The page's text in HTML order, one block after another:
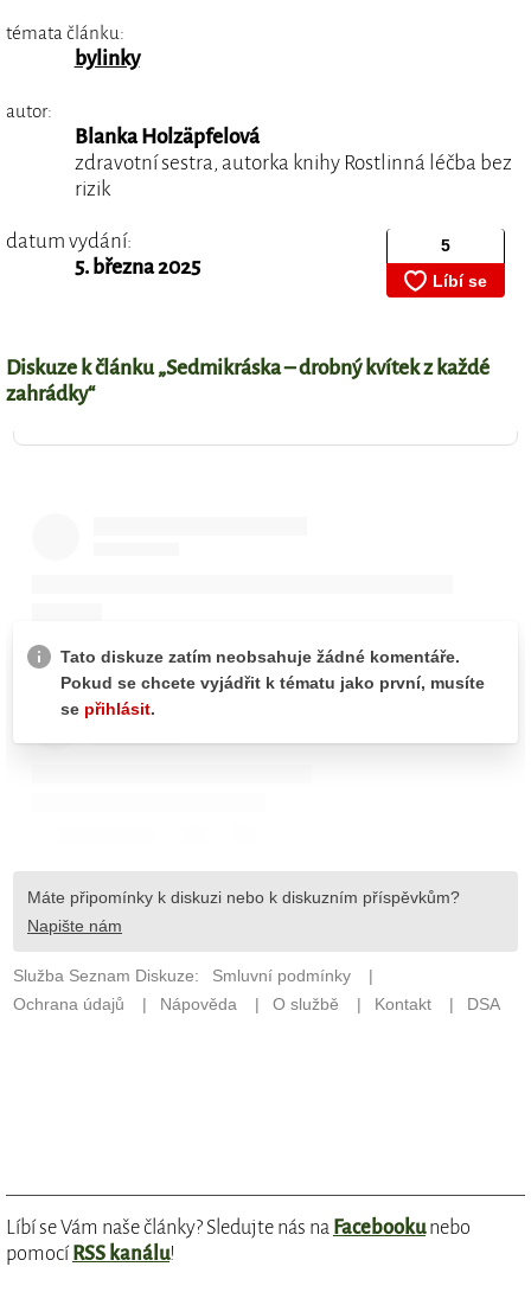
témata článku:
bylinky
autor:
Blanka Holzäpfelová
zdravotní sestra, autorka knihy Rostlinná léčba bez
rizik
datum vydání:
5. března 2025
Diskuze k článku „Sedmikráska – drobný kvítek z každé
zahrádky“
Líbí se Vám naše články? Sledujte nás na Facebookunebo
pomocíRSS kanálu!